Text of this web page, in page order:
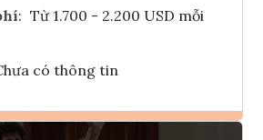
: Từ 1.700 - 2.200 USD mỗi
có thông tin